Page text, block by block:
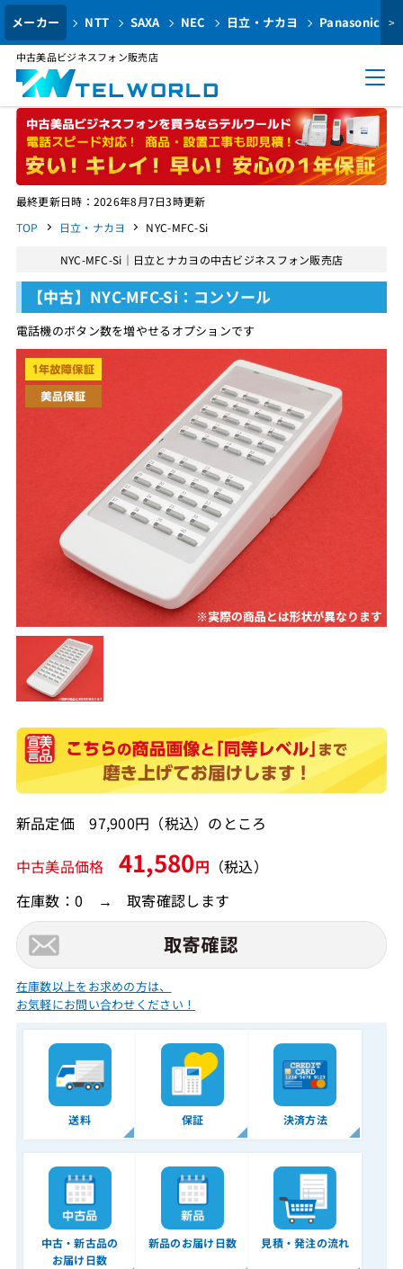
メーカー NTT SAXA NEC 日立・ナカヨ Panasonic >
中古美品ビジネスフォン販売店
最終更新日時：2026年8月7日3時更新
TOP
日立・ナカヨ NYC-MFC-Si
NYC-MFC-Si｜日立とナカヨの中古ビジネスフォン販売店
【中古】NYC-MFC-Si：コンソール
電話機のボタン数を増やせるオプションです
新品定価 97,900円（税込）のところ
中古美品価格 41,580円 （税込）
在庫数：0 → 取寄確認します
在庫数以上をお求めの方は、
お気軽にお問い合わせください！
送料 保証 決済方法
中古・新古品の
お届け日数
新品のお届け日数 見積・発注の流れ